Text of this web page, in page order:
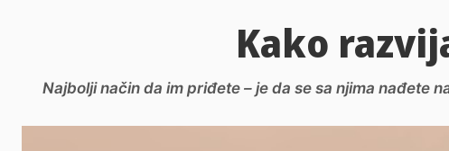
Kako
Najbolji način da im priđete – je da se sa njima nađete